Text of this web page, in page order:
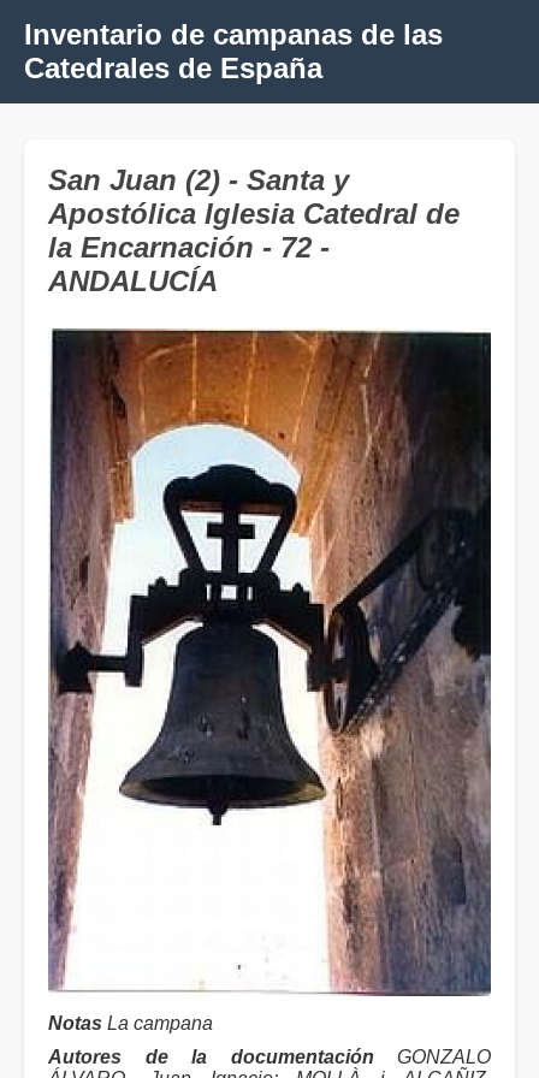
Inventario de campanas de las
Catedrales de España
San Juan (2) - Santa y
Apostólica Iglesia Catedral de
la Encarnación - 72 -
ANDALUCÍA
Notas La campana
Autores de la documentación GONZALO